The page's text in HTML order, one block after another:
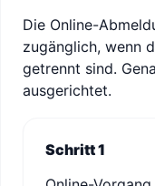
Die Online-
zugänglich, wenn
getrennt sind.
ausgerichtet.
Schritt 1